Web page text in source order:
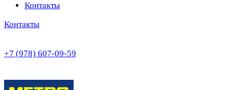
Контакты
Контакты
+7 (978) 607-09-59